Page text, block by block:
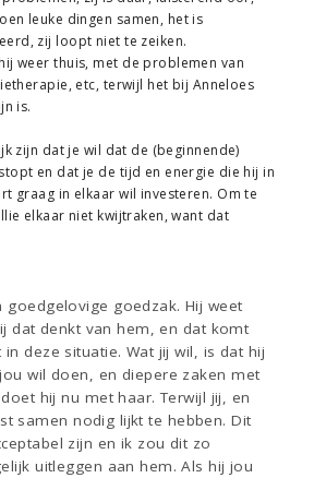
leuke dingen samen, het is
zij loopt niet te zeiken.
weer thuis, met de problemen van
etc, terwijl het bij Anneloes
is.
zijn dat je wil dat de (beginnende)
en dat je de tijd en energie die hij in
graag in elkaar wil investeren. Om te
elkaar niet kwijtraken, want dat
goedgelovige goedzak. Hij weet
dat denkt van hem, en dat komt
deze situatie. Wat jij wil, is dat hij
wil doen, en diepere zaken met
hij nu met haar. Terwijl jij, en
samen nodig lijkt te hebben. Dit
zijn en ik zou dit zo
uitleggen aan hem. Als hij jou